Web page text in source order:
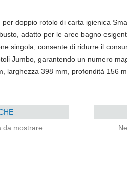
per doppio rotolo di carta igienica
adatto per le aree bagno
singola, consente di ridurre il
Jumbo, garantendo un numero
larghezza 398 mm, profondità 156
da mostrare